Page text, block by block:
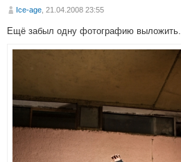
Ice-age, 21.04.2008 23:55
Ещё забыл одну фотографию выложить.